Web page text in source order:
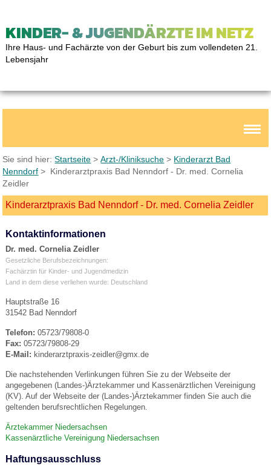
KINDER- & JUGENDÄRZTE IM NETZ
Ihre Haus- und Fachärzte von der Geburt bis zum vollendeten 21.
Lebensjahr
Sie sind hier:Startseite >Arzt-/Kliniksuche > Kinderarzt Bad
Nenndorf > Kinderarztpraxis Bad Nenndorf - Dr. med. Cornelia
Zeidler
Kinderarztpraxis Bad Nenndorf - Dr. med. Cornelia Zeidler
Kontaktinformationen
Dr. med. Cornelia Zeidler
Gesetzliche Berufsbezeichnungen:
Fachärztin für Kinder- und Jugendmedizin
Land in dem diese verliehen wurde: Deutschland
Hauptstraße 16
31542 Bad Nenndorf
Telefon: 05723/79808-0
Fax: 05723/79808-29
E-Mail: kinderarztpraxis-zeidler@gmx.de
Die nachstehenden Verlinkungen führen Sie zu der Webseite der
angegebenen (Landes-)Ärztekammer und Kassenärztlichen Vereinigung
(KV). Auf der Webseite der (Landes-)Ärztekammer finden Sie auch die
geltenden berufsrechtlichen Regelungen.
Ärztekammer Niedersachsen
Kassenärztliche Vereinigung Niedersachsen
Haftungsausschluss